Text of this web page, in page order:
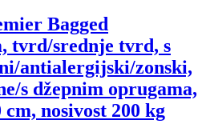
Bagged
tvrd/srednje tvrd, s
antialergijski/zonski,
s džepnim oprugama,
nosivost 200 kg